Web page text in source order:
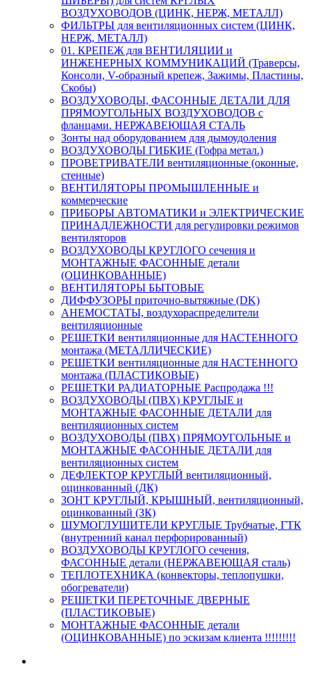
ВОЗДУХОВОДОВ (ЦИНК, НЕРЖ, МЕТАЛЛ)
ФИЛЬТРЫ для вентиляционных систем (ЦИНК,
НЕРЖ, МЕТАЛЛ)
01. КРЕПЕЖ для ВЕНТИЛЯЦИИ и
ИНЖЕНЕРНЫХ КОММУНИКАЦИЙ (Траверсы,
Консоли, V-образный крепеж, Зажимы, Пластины,
Скобы)
ВОЗДУХОВОДЫ, ФАСОННЫЕ ДЕТАЛИ ДЛЯ
ПРЯМОУГОЛЬНЫХ ВОЗДУХОВОДОВ с
фланцами. НЕРЖАВЕЮЩАЯ СТАЛЬ
Зонты над оборудованием для дымоудоления
ВОЗДУХОВОДЫ ГИБКИЕ (Гофра метал.)
ПРОВЕТРИВАТЕЛИ вентиляционные (оконные,
стенные)
ВЕНТИЛЯТОРЫ ПРОМЫШЛЕННЫЕ и
коммерческие
ПРИБОРЫ АВТОМАТИКИ и ЭЛЕКТРИЧЕСКИЕ
ПРИНАДЛЕЖНОСТИ для регулировки режимов
вентиляторов
ВОЗДУХОВОДЫ КРУГЛОГО сечения и
МОНТАЖНЫЕ ФАСОННЫЕ детали
(ОЦИНКОВАННЫЕ)
ВЕНТИЛЯТОРЫ БЫТОВЫЕ
ДИФФУЗОРЫ приточно-вытяжные (DK)
АНЕМОСТАТЫ, воздухораспределители
вентиляционные
РЕШЕТКИ вентиляционные для НАСТЕННОГО
монтажа (МЕТАЛЛИЧЕСКИЕ)
РЕШЕТКИ вентиляционные для НАСТЕННОГО
монтажа (ПЛАСТИКОВЫЕ)
РЕШЕТКИ РАДИАТОРНЫЕ Распродажа !!!
ВОЗДУХОВОДЫ (ПВХ) КРУГЛЫЕ и
МОНТАЖНЫЕ ФАСОННЫЕ ДЕТАЛИ для
вентиляционных систем
ВОЗДУХОВОДЫ (ПВХ) ПРЯМОУГОЛЬНЫЕ и
МОНТАЖНЫЕ ФАСОННЫЕ ДЕТАЛИ для
вентиляционных систем
ДЕФЛЕКТОР КРУГЛЫЙ вентиляционный,
оцинкованный (ДК)
ЗОНТ КРУГЛЫЙ, КРЫШНЫЙ, вентиляционный,
оцинкованный (ЗК)
ШУМОГЛУШИТЕЛИ КРУГЛЫЕ Трубчатые, ГТК
(внутренний канал перфорированный)
ВОЗДУХОВОДЫ КРУГЛОГО сечения,
ФАСОННЫЕ детали (НЕРЖАВЕЮЩАЯ сталь)
ТЕПЛОТЕХНИКА (конвекторы, теплопушки,
обогреватели)
РЕШЕТКИ ПЕРЕТОЧНЫЕ ДВЕРНЫЕ
(ПЛАСТИКОВЫЕ)
МОНТАЖНЫЕ ФАСОННЫЕ детали
(ОЦИНКОВАННЫЕ) по эскизам клиента !!!!!!!!!